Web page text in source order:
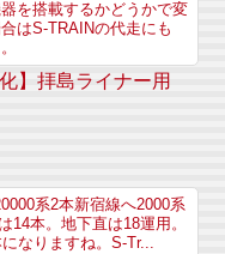
を搭載するかどうかで変
はS-TRAINの代走にも
】拝島ライナー用
系2本新宿線へ2000系
14本。地下直は18運用。
なりますね。S-Tr...